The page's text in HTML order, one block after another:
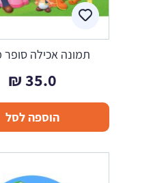
תמונה אכילה סופר
35.0
₪
הוספה לסל